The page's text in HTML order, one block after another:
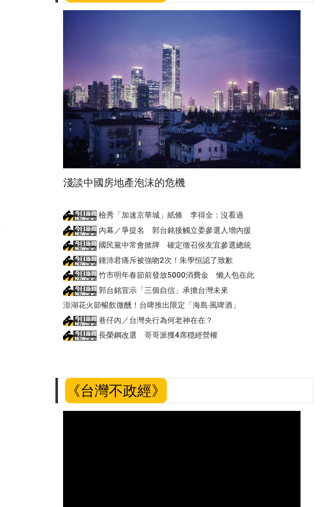
淺談中國房地產泡沫的危機
檢秀「加速京華城」紙條 李得全：沒看過
內幕／爭提名 郭台銘接觸立委參選人增內援
國民黨中常會掀牌 確定徵召侯友宜參選總統
鍾沛君痛斥被強吻2次！朱學恒認了致歉
竹市明年春節前發放5000消費金 懶人包在此
郭台銘宣示「三個自信」承擔台灣未來
澎湖花火節暢飲微醺！台啤推出限定「海島‧風啤酒」
巷仔內／台灣央行為何老神在在？
長榮鋼改選 哥哥派獲4席穩經營權
《台灣不政經》